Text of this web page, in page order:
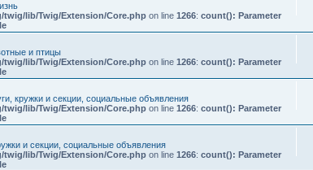
twig/lib/Twig/Extension/Core.php on line 1266: count(): Parameter
и птицы
twig/lib/Twig/Extension/Core.php on line 1266: count(): Parameter
кружки и секции, социальные объявления
twig/lib/Twig/Extension/Core.php on line 1266: count(): Parameter
и секции, социальные объявления
twig/lib/Twig/Extension/Core.php on line 1266: count(): Parameter